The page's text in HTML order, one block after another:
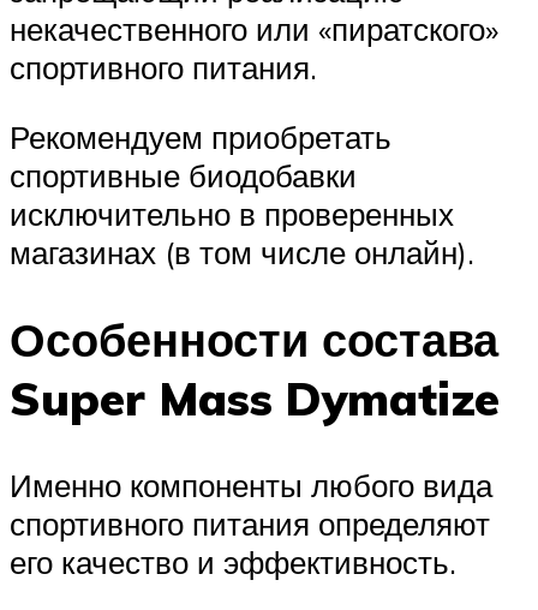
некачественного или «пиратского»
спортивного питания.
Рекомендуем приобретать
спортивные биодобавки
исключительно в проверенных
магазинах (в том числе онлайн).
Особенности состава
Super Mass Dymatize
Именно компоненты любого вида
спортивного питания определяют
его качество и эффективность.